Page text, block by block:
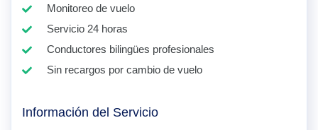
Monitoreo de vuelo
Servicio 24 horas
Conductores bilingües profesionales
Sin recargos por cambio de vuelo
Información del Servicio